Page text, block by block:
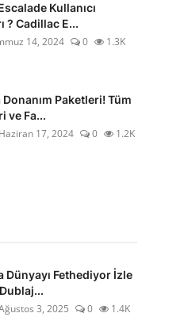
Kullanıcı
? Cadillac E...
14, 2024 0 1.3K
Donanım Paketleri! Tüm
ve Fa...
Haziran 17, 2024 0 1.2K
Dünyayı Fethediyor İzle
3, 2025 0 1.4K